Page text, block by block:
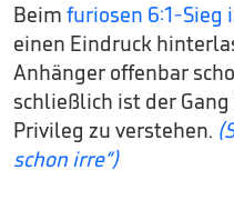
Beim furiosen 6:1-Sieg
einen Eindruck
Anhänger offenbar
schließlich ist der
Privileg zu verstehen.
schon irre“)